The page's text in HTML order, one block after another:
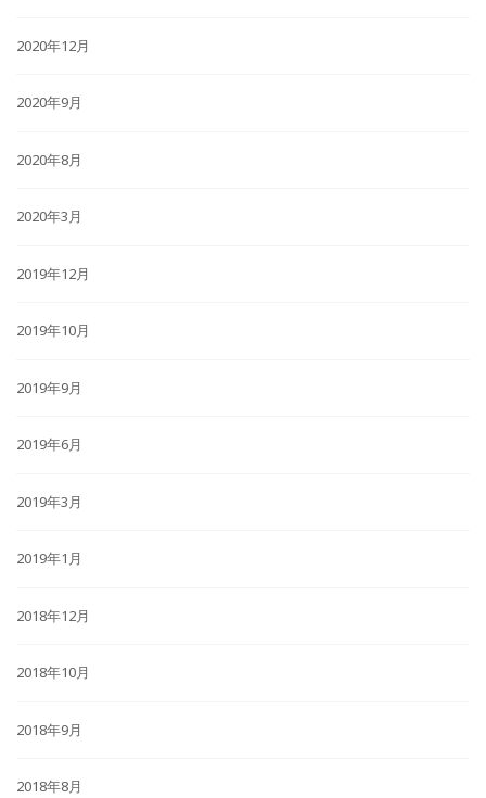
2020年12月
2020年9月
2020年8月
2020年3月
2019年12月
2019年10月
2019年9月
2019年6月
2019年3月
2019年1月
2018年12月
2018年10月
2018年9月
2018年8月